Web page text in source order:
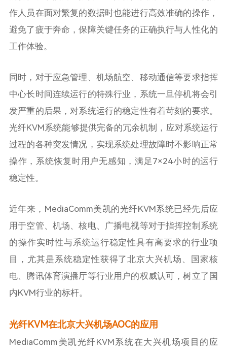
作人员在面对繁复的数据时也能进行高效准确的操作，
避免了疲于奔命，保障关键任务的正确执行与人性化的
工作体验。
同时，对于应急管理、机场航空、移动通信等要求指挥
中心长时间连续运行的特殊行业，系统一旦停机将会引
发严重的后果，对系统运行的稳定性有着苛刻的要求。
光纤KVM系统能够提供完备的冗余机制，应对系统运行
过程的各种突发情况，实现系统处理故障时不影响正常
操作，系统恢复时用户无感知，满足7×24小时的运行
稳定性。
近年来，MediaComm美凯的光纤KVM系统已经先后应
用于空管、机场、核电、广播电视等对于指挥控制系统
的操作实时性与系统运行稳定性具有高要求的行业项
目，尤其是系统稳定性获得了北京大兴机场、国家核
电、腾讯体育演播厅等行业用户的权威认可，树立了国
内KVM行业的标杆。
光纤KVM在北京大兴机场AOC的应用
MediaComm美凯光纤KVM系统在大兴机场项目的应